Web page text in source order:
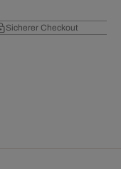
Sicherer Checkout